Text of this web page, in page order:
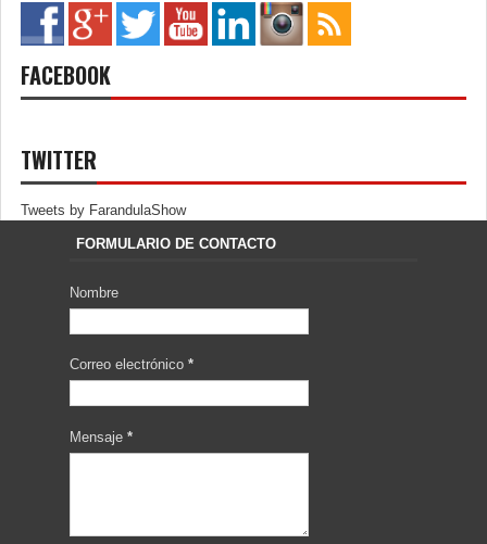
FACEBOOK
TWITTER
Tweets by FarandulaShow
FORMULARIO DE CONTACTO
Nombre
Correo electrónico *
Mensaje *